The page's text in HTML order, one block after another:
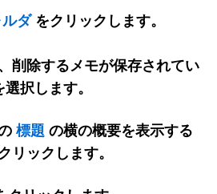
ダ をクリックします。
削除するメモが保存されてい
選択します。
標題 の横の概要を表示する
リックします。